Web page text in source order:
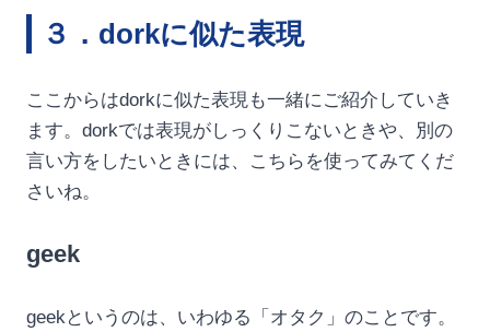
３．dorkに似た表現
ここからはdorkに似た表現も一緒にご紹介していき
ます。dorkでは表現がしっくりこないときや、別の
言い方をしたいときには、こちらを使ってみてくだ
さいね。
geek
geekというのは、いわゆる「オタク」のことです。